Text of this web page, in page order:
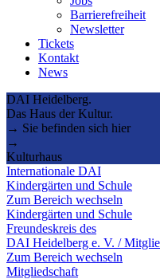
Barrierefreiheit
Newsletter
Tickets
Kontakt
News
DAI Heidelberg.
Das Haus der Kultur.
→ Sie befinden sich hier
→
Kulturhaus
Internationale DAI
Kindergärten und Schule
Zum Bereich wechseln
Kindergärten und Schule
Freundeskreis des
DAI Heidelberg e. V. /
Zum Bereich wechseln
Mitgliedschaft